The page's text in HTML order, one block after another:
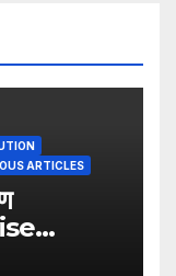
ARTICLES